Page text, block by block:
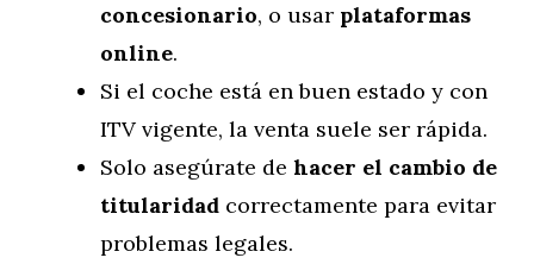
concesionario, o usar plataformas
online.
Si el coche está en buen estado y con
ITV vigente, la venta suele ser rápida.
Solo asegúrate de hacer el cambio de
titularidad correctamente para evitar
problemas legales.